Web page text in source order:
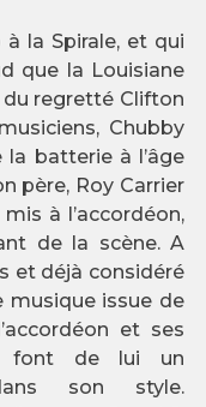
la Spirale, et qui
que la Louisiane
regretté Clifton
Chubby
batterie à l’âge
père, Roy Carrier
à l’accordéon,
de la scène. A
et déjà considéré
musique issue de
et ses
font de lui un
son style.